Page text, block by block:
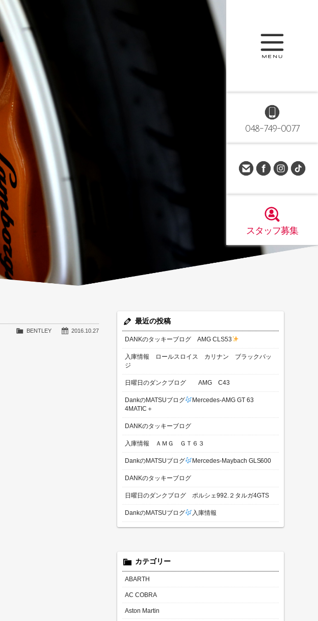
048-749-0077
スタッフ募集
2016.10.27
BENTLEY
最近の投稿
DANKのタッキーブログ AMG CLS53
入庫情報 ロールスロイス カリナン ブラックバッ
ジ
日曜日のダンクブログ AMG C43
DankのMATSUブログ
Mercedes-AMG GT 63
4MATIC＋
DANKのタッキーブログ
入庫情報 ＡＭＧ ＧＴ６３
DankのMATSUブログ Mercedes-Maybach GLS600
DANKのタッキーブログ
日曜日のダンクブログ ポルシェ992.２タルガ4GTS
DankのMATSUブログ 入庫情報
カテゴリー
ABARTH
AC COBRA
Aston Martin